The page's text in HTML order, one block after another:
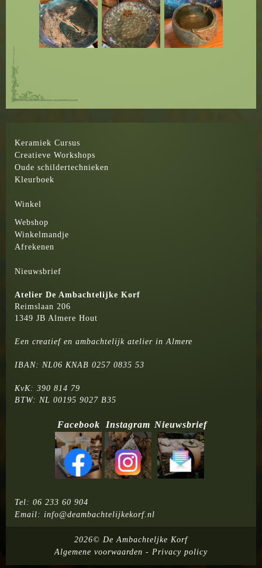
Keramiek Cursus
Creatieve Workshops
Oude schildertechnieken
Kleurboek
Winkel
Webshop
Winkelmandje
Afrekenen
Nieuwsbrief
Atelier De Ambachtelijke Korf
Reimslaan 206
1349 JB Almere Hout
Een creatief en ambachtelijk atelier in Almere
IBAN: NL06 KNAB 0257 0835 53
KvK: 390 814 79
BTW: NL 00195 9027 B35
Facebook Instagram Nieuwsbrief
Tel: 06 233 60 904
Email: info@deambachtelijkekorf.nl
2026© De Ambachteljke Korf
Algemene voorwaarden - Privacy policy